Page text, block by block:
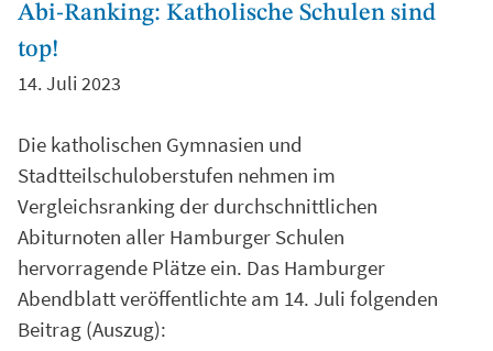
Abi-Ranking: Katholische Schulen sind
top!
14. Juli 2023
Die katholischen Gymnasien und
Stadtteilschuloberstufen nehmen im
Vergleichsranking der durchschnittlichen
Abiturnoten aller Hamburger Schulen
hervorragende Plätze ein. Das Hamburger
Abendblatt veröffentlichte am 14. Juli folgenden
Beitrag (Auszug):